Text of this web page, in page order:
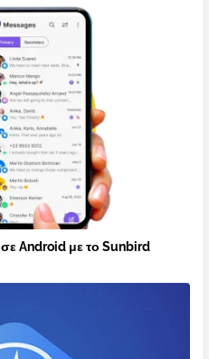
σε Android με το Sunbird